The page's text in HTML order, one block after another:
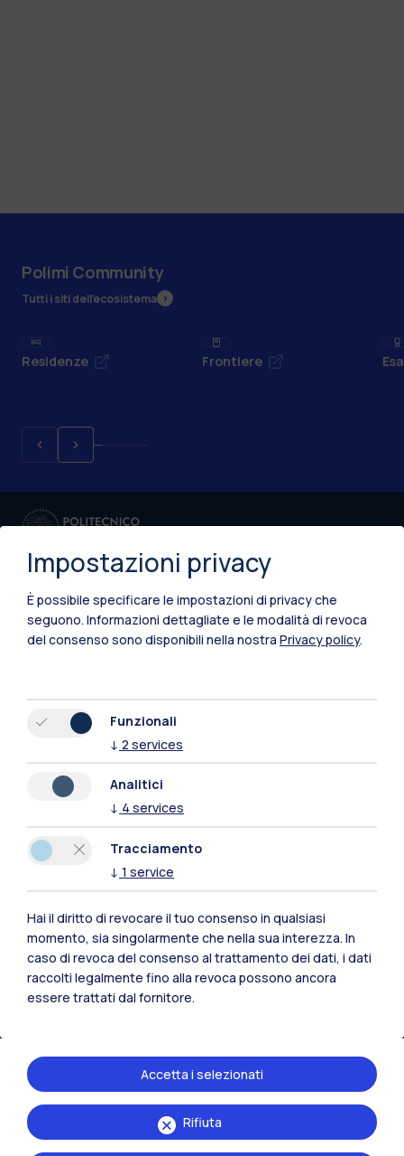
Polimi Community
Tutti i siti dell’ecosistema
Residenze Frontiere
IT EN
Milano Leonardo
Milano Bovisa
Cremona
Lecco
Piacenza
Xi'an
Naviga il sito
Impostazioni privacy
È possibile specificare le impostazioni di privacy che
seguono. Informazioni dettagliate e le modalità di revoca
del consenso sono disponibili nella nostra Privacy policy.
Funzionali
↓ 2 services
Analitici
↓ 4 services
Tracciamento
↓ 1 service
Hai il diritto di revocare il tuo consenso in qualsiasi
momento, sia singolarmente che nella sua interezza. In
caso di revoca del consenso al trattamento dei dati, i dati
raccolti legalmente fino alla revoca possono ancora
essere trattati dal fornitore.
Rifiuta
Accetta i selezionati